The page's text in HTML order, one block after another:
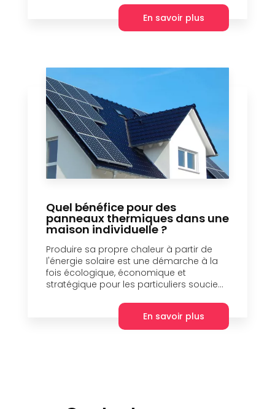
En savoir plus
Quel bénéfice pour des
panneaux thermiques dans une
maison individuelle ?
Produire sa propre chaleur à partir de
l'énergie solaire est une démarche à la
fois écologique, économique et
stratégique pour les particuliers soucie...
En savoir plus